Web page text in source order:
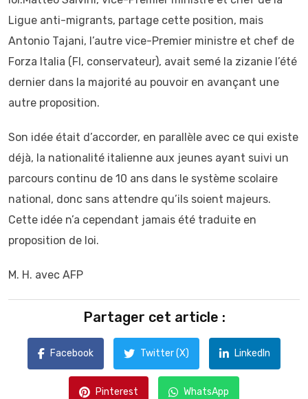
Ligue anti-migrants, partage cette position, mais
Antonio Tajani, l’autre vice-Premier ministre et chef de
Forza Italia (FI, conservateur), avait semé la zizanie l’été
dernier dans la majorité au pouvoir en avançant une
autre proposition.
Son idée était d’accorder, en parallèle avec ce qui existe
déjà, la nationalité italienne aux jeunes ayant suivi un
parcours continu de 10 ans dans le système scolaire
national, donc sans attendre qu’ils soient majeurs.
Cette idée n’a cependant jamais été traduite en
proposition de loi.
M. H. avec AFP
Partager cet article :
Facebook Twitter (X) LinkedIn
Pinterest WhatsApp